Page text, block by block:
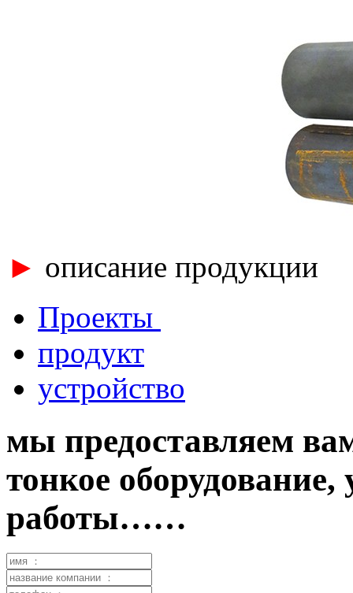
► описание продукции
Проекты
продукт
устройство
мы предоставляем
тонкое
работы……